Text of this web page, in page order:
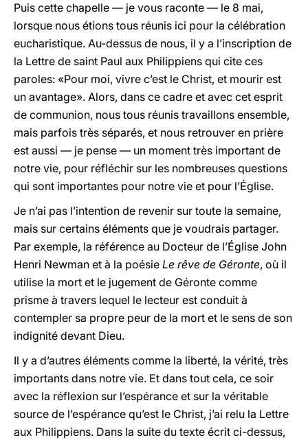
Puis cette chapelle — je vous raconte — le 8 mai,
lorsque nous étions tous réunis ici pour la célébration
eucharistique. Au-dessus de nous, il y a l’inscription de
la Lettre de saint Paul aux Philippiens qui cite ces
paroles: «Pour moi, vivre c’est le Christ, et mourir est
un avantage». Alors, dans ce cadre et avec cet esprit
de communion, nous tous réunis travaillons ensemble,
mais parfois très séparés, et nous retrouver en prière
est aussi — je pense — un moment très important de
notre vie, pour réfléchir sur les nombreuses questions
qui sont importantes pour notre vie et pour l’Église.
Je n’ai pas l’intention de revenir sur toute la semaine,
mais sur certains éléments que je voudrais partager.
Par exemple, la référence au Docteur de l’Église John
Henri Newman et à la poésie Le rêve de Géronte, où il
utilise la mort et le jugement de Géronte comme
prisme à travers lequel le lecteur est conduit à
contempler sa propre peur de la mort et le sens de son
indignité devant Dieu.
Il y a d’autres éléments comme la liberté, la vérité, très
importants dans notre vie. Et dans tout cela, ce soir
avec la réflexion sur l’espérance et sur la véritable
source de l’espérance qu’est le Christ, j’ai relu la Lettre
aux Philippiens. Dans la suite du texte écrit ci-dessus,